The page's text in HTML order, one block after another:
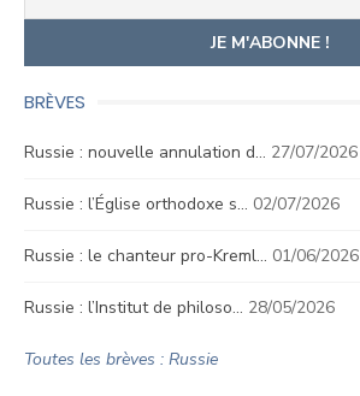
BRÈVES
Russie : nouvelle annulation d… 27/07/2026
Russie : l’Église orthodoxe s… 02/07/2026
Russie : le chanteur pro-Kreml… 01/06/2026
Russie : l’Institut de philoso… 28/05/2026
Toutes les brèves : Russie